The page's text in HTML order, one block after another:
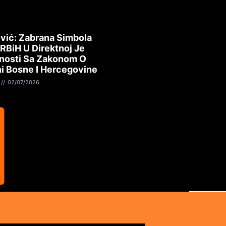
Zabrana Simbola
U Direktnoj Je
Sa Zakonom O
Bosne I Hercegovine
02/07/2026